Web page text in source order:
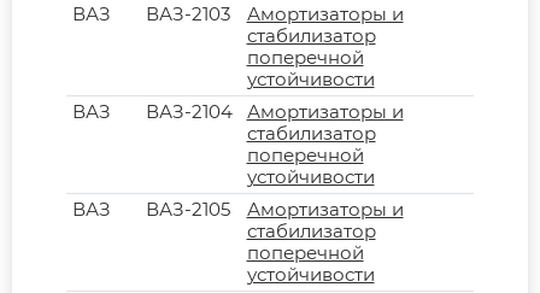
ВАЗ
ВАЗ-2103
Амортизаторы и
стабилизатор
поперечной
устойчивости
ВАЗ
ВАЗ-2104
Амортизаторы и
стабилизатор
поперечной
устойчивости
ВАЗ
ВАЗ-2105
Амортизаторы и
стабилизатор
поперечной
устойчивости